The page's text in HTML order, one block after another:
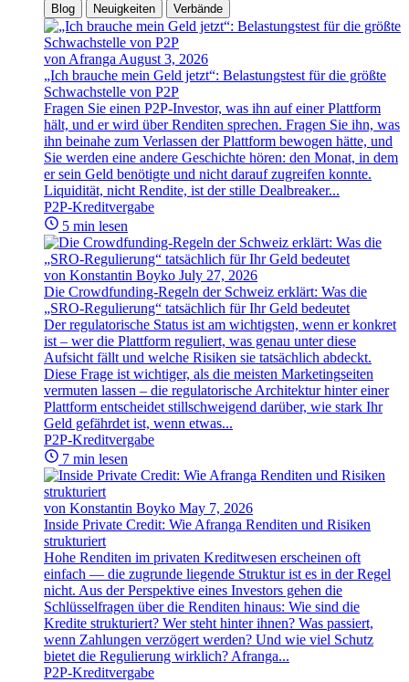
Blog Neuigkeiten Verbände
von Afranga August 3, 2026
„Ich brauche mein Geld jetzt“: Belastungstest für die größte
Schwachstelle von P2P
Fragen Sie einen P2P-Investor, was ihn auf einer Plattform
hält, und er wird über Renditen sprechen. Fragen Sie ihn, was
ihn beinahe zum Verlassen der Plattform bewogen hätte, und
Sie werden eine andere Geschichte hören: den Monat, in dem
er sein Geld benötigte und nicht darauf zugreifen konnte.
Liquidität, nicht Rendite, ist der stille Dealbreaker...
P2P-Kreditvergabe
5 min lesen
von Konstantin Boyko July 27, 2026
Die Crowdfunding-Regeln der Schweiz erklärt: Was die
„SRO-Regulierung“ tatsächlich für Ihr Geld bedeutet
Der regulatorische Status ist am wichtigsten, wenn er konkret
ist – wer die Plattform reguliert, was genau unter diese
Aufsicht fällt und welche Risiken sie tatsächlich abdeckt.
Diese Frage ist wichtiger, als die meisten Marketingseiten
vermuten lassen – die regulatorische Architektur hinter einer
Plattform entscheidet stillschweigend darüber, wie stark Ihr
Geld gefährdet ist, wenn etwas...
P2P-Kreditvergabe
7 min lesen
von Konstantin Boyko May 7, 2026
Inside Private Credit: Wie Afranga Renditen und Risiken
strukturiert
Hohe Renditen im privaten Kreditwesen erscheinen oft
einfach — die zugrunde liegende Struktur ist es in der Regel
nicht. Aus der Perspektive eines Investors gehen die
Schlüsselfragen über die Renditen hinaus: Wie sind die
Kredite strukturiert? Wer steht hinter ihnen? Was passiert,
wenn Zahlungen verzögert werden? Und wie viel Schutz
bietet die Regulierung wirklich? Afranga...
P2P-Kreditvergabe